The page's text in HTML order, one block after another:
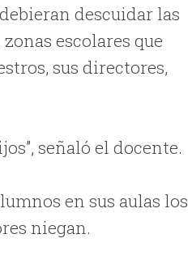
descuidar las
escolares que
sus directores,
señaló el docente.
en sus aulas los
niegan.